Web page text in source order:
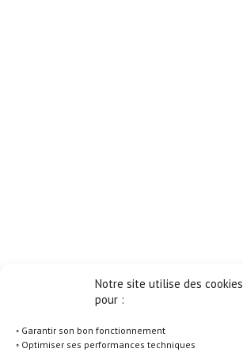
Notre site utilise des cookies
pour :
◦ Garantir son bon fonctionnement
◦ Optimiser ses performances techniques